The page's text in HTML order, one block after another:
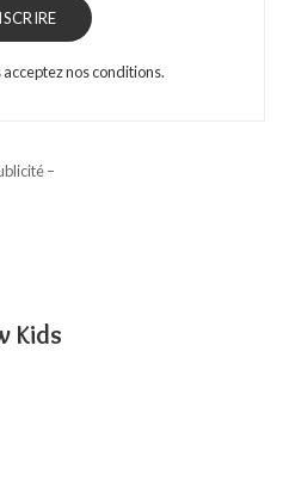
nos conditions.
–
Kids